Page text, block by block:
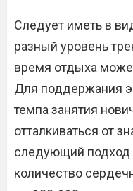
Следует иметь в
разный уровень
время отдыха
Для поддержания
темпа занятия
отталкиваться от
следующий подход
количество